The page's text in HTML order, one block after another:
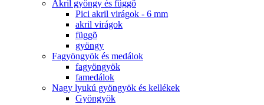
Akril gyöngy és függő
Pici akril virágok - 6 mm
akril virágok
függõ
gyöngy
Fagyöngyök és medálok
fagyöngyök
famedálok
Nagy lyukú gyöngyök és kellékek
Gyöngyök